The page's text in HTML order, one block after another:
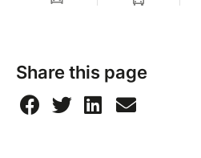
Share this page